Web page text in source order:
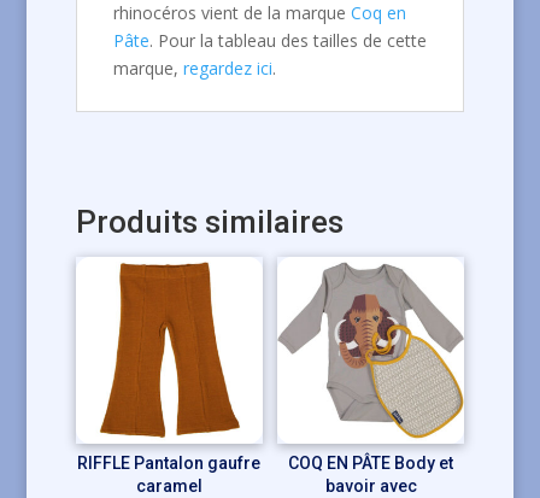
rhinocéros vient de la marque Coq en
Pâte. Pour la tableau des tailles de cette
marque, regardez ici.
Produits similaires
RIFFLE Pantalon gaufre
caramel
COQ EN PÂTE Body et
bavoir avec